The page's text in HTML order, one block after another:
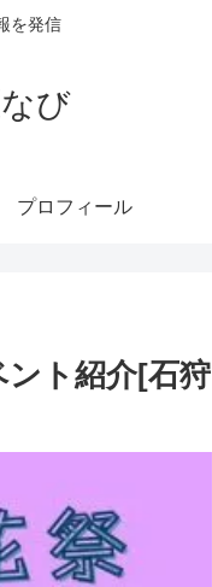
を発信
び
プロフィール
ント紹介[石狩